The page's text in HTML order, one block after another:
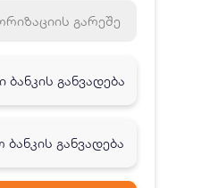
გარეშე
ბანკის განვადება
განვადება